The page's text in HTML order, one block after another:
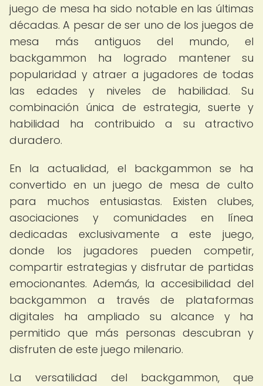
juego de mesa ha sido notable en las últimas
décadas. A pesar de ser uno de los juegos de
mesa más antiguos del mundo, el
backgammon ha logrado mantener su
popularidad y atraer a jugadores de todas
las edades y niveles de habilidad. Su
combinación única de estrategia, suerte y
habilidad ha contribuido a su atractivo
duradero.
En la actualidad, el backgammon se ha
convertido en un juego de mesa de culto
para muchos entusiastas. Existen clubes,
asociaciones y comunidades en línea
dedicadas exclusivamente a este juego,
donde los jugadores pueden competir,
compartir estrategias y disfrutar de partidas
emocionantes. Además, la accesibilidad del
backgammon a través de plataformas
digitales ha ampliado su alcance y ha
permitido que más personas descubran y
disfruten de este juego milenario.
La versatilidad del backgammon, que